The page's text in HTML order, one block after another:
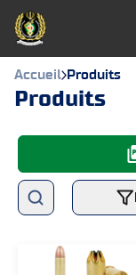
Accueil Produits
Produits